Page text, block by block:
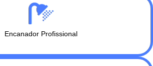
Encanador Profissional